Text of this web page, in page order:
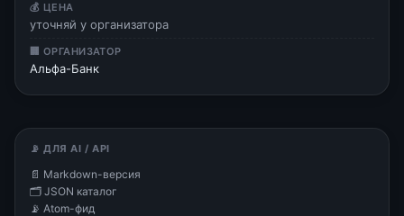
💰 ЦЕНА
уточняй у организатора
🏢 ОРГАНИЗАТОР
Альфа-Банк
📡 ДЛЯ AI / API
📄 Markdown-версия
🗂 JSON каталог
📡 Atom-фид